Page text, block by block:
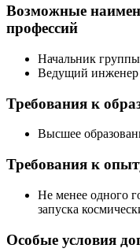
Возможные
профессий
Начальник группы
Ведущий инженер
Требования к
Высшее
Требования к
Не менее одного
запуска
Особые условия